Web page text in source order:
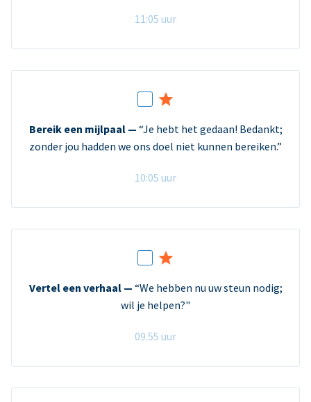
11:05 uur
Bereik een mijlpaal — “Je hebt het gedaan! Bedankt;
zonder jou hadden we ons doel niet kunnen bereiken.”
10:05 uur
Vertel een verhaal — “We hebben nu uw steun nodig;
wil je helpen?"
09.55 uur